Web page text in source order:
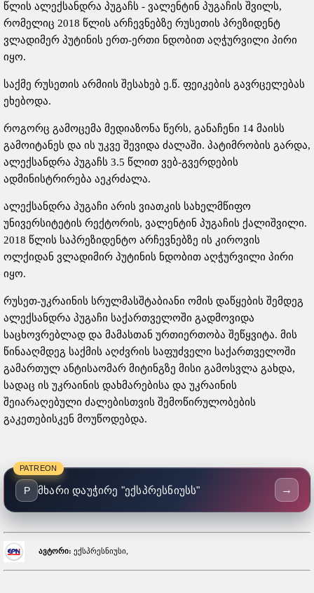
წლის ალექსანდრა პუგაჩს - ვალენტინ პუგაჩის შვილს,
რომელიც 2018 წლის არჩევნებზე რუსეთის პრეზიდენტ
ვლადიმერ პუტინის ერთ-ერთი ნდობით აღჭურვილი პირი
იყო.
საქმე რუსეთის არმიის შესახებ ე.წ. ფეიკების გავრცელებას
ეხებოდა.
როგორც გამოცემა მედიაზონა წერს, განაჩენი 14 მაისს
გამოიტანეს და ის უკვე შევიდა ძალაში. პატიმრობის გარდა,
ალექსანდრა პუგაჩს 3.5 წლით ვებ-გვერდების
ადმინისტრირება აეკრძალა.
ალექსანდრა პუგაჩი არის ვიათკის სახელმწიფო
უნივერსიტეტის რექტორის, ვალენტინ პუგაჩის ქალიშვილი.
2018 წლის საპრეზიდენტო არჩევნებზე ის კიროვის
ოლქიდან ვლადიმირ პუტინის ნდობით აღჭურვილი პირი
იყო.
რუსეთ-უკრაინის სრულმასშტაბიანი ომის დაწყების შემდეგ
ალექსანდრა პუგაჩი საქართველოში გადმოვიდა
საცხოვრებლად და მამასთან ურთიერთობა შეწყვიტა. მის
წინააღმდეგ საქმის აღძვრის საფუძველი საქართველოში
გამართულ ანტისაომარ მიტინგზე მისი გამოსვლა გახდა,
სადაც ის უკრაინის დახმარებისა და უკრაინის
შეიარაღებული ძალებისთვის შემოწირულობების
გაკეთებისკენ მოუწოდებდა.
PATREON
P მხარი დაუჭირე "ექსპრესნიუსს" →
ავტორი: ექსპრესნიუსი,